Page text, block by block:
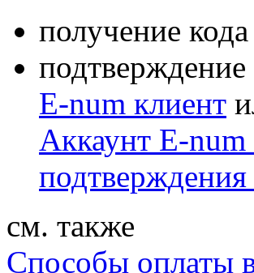
получение
E-num клиент
Аккаунт E-
см. также
Способы оплаты